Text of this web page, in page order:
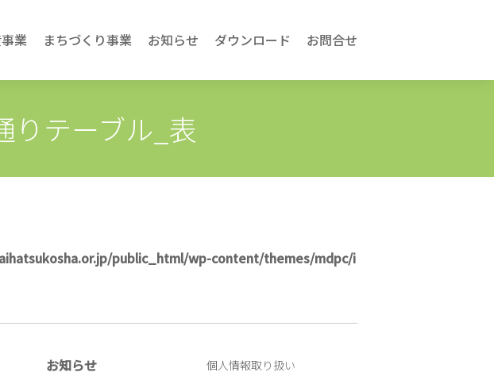
業 まちづくり事業 お知らせ ダウンロード お問合せ
りテーブル_表
public_html/wp-content/themes/mdpc/i
お知らせ
個人情報取り扱い